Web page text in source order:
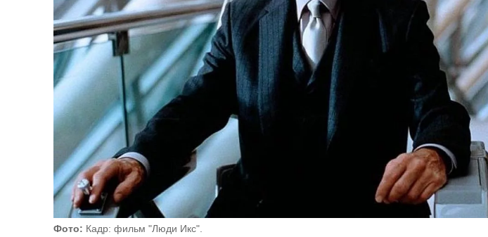
Фото: Кадр: фильм "Люди Икс".